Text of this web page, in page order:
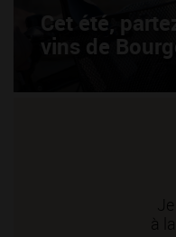
Cet été,
vins de
à